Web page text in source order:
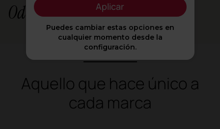
Odosdesign
Aquello que hace único a
cada marca
Aplicar
Puedes cambiar estas opciones en
cualquier momento desde la
configuración.